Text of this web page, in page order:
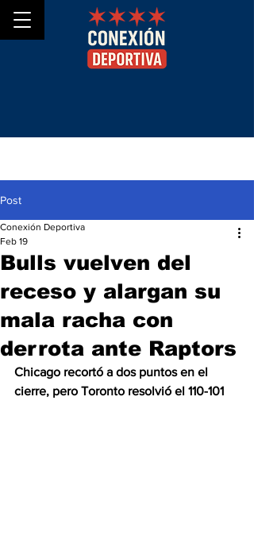
Post
Bulls vuelven del
receso y alargan su
mala racha con
derrota ante Raptors
Conexión Deportiva
Feb 19
Chicago recortó a dos puntos en el
cierre, pero Toronto resolvió el 110-101